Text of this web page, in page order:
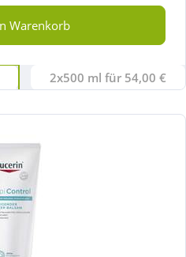
Warenkorb
2x500 ml für 54,00 €